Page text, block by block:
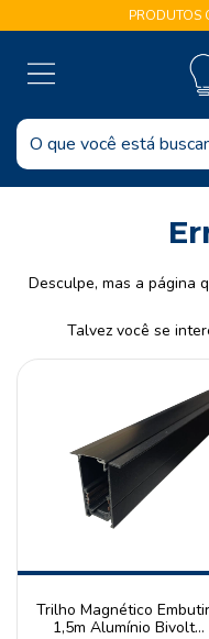
PRODUTOS
Desculpe, mas a página
Talvez você se
Trilho Magnético Embutir
1,5m Alumínio Bivolt